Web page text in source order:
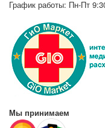
График работы: Пн-Пт
Мы принимаем